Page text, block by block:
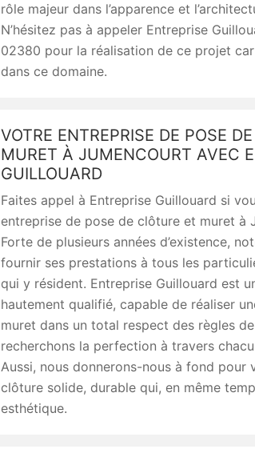
rôle majeur dans l’apparence et
N’hésitez pas à appeler Entreprise
02380 pour la réalisation de ce projet car
dans ce domaine.
VOTRE ENTREPRISE DE POSE
MURET À JUMENCOURT AVEC
GUILLOUARD
Faites appel à Entreprise Guillouard si
entreprise de pose de clôture et muret à
Forte de plusieurs années d’existence,
fournir ses prestations à tous les
qui y résident. Entreprise Guillouard est
hautement qualifié, capable de réaliser
muret dans un total respect des règles de
recherchons la perfection à travers
Aussi, nous donnerons-nous à fond pour
clôture solide, durable qui, en même
esthétique.